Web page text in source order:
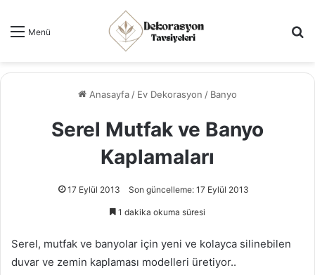
Menü
Anasayfa / Ev Dekorasyon / Banyo
Serel Mutfak ve Banyo
Kaplamaları
17 Eylül 2013 Son güncelleme: 17 Eylül 2013
1 dakika okuma süresi
Serel, mutfak ve banyolar için yeni ve kolayca silinebilen
duvar ve zemin kaplaması modelleri üretiyor..